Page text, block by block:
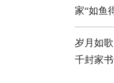
家“如鱼
岁月如
千封家